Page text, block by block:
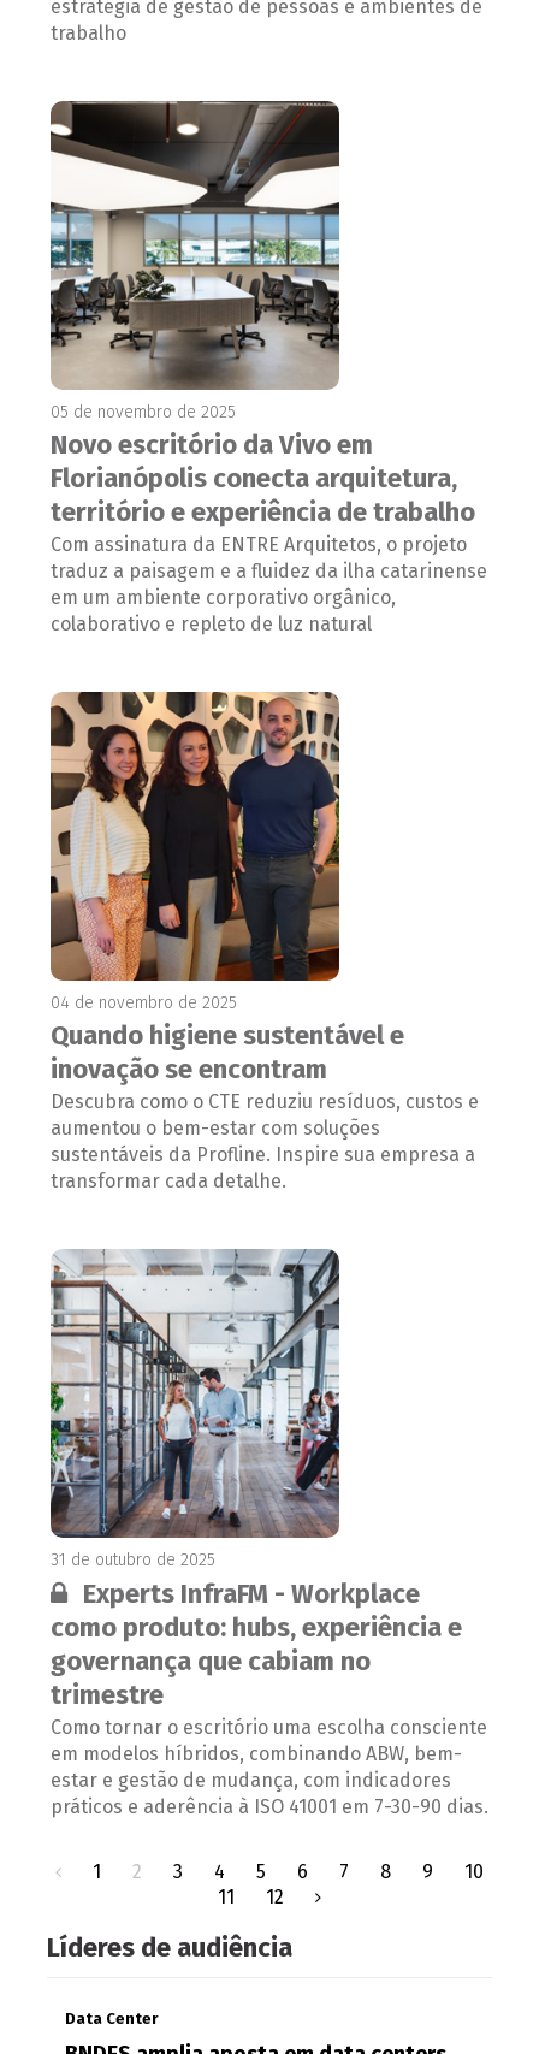
estratégia de gestão de pessoas e ambientes de
trabalho
05 de novembro de 2025
Novo escritório da Vivo em
Florianópolis conecta arquitetura,
território e experiência de trabalho
Com assinatura da ENTRE Arquitetos, o projeto
traduz a paisagem e a fluidez da ilha catarinense
em um ambiente corporativo orgânico,
colaborativo e repleto de luz natural
04 de novembro de 2025
Quando higiene sustentável e
inovação se encontram
Descubra como o CTE reduziu resíduos, custos e
aumentou o bem-estar com soluções
sustentáveis da Profline. Inspire sua empresa a
transformar cada detalhe.
31 de outubro de 2025
Conteúdo restrito:
Experts InfraFM - Workplace
como produto: hubs, experiência e
governança que cabiam no
trimestre
Como tornar o escritório uma escolha consciente
em modelos híbridos, combinando ABW, bem-
estar e gestão de mudança, com indicadores
práticos e aderência à ISO 41001 em 7-30-90 dias.
1 2 3 4 5 6 7 8 9
10
11
12
Líderes de audiência
Data Center